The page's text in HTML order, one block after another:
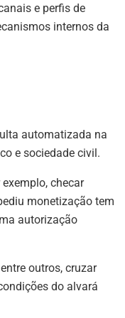
e perfis de
internos da
automatizada na
e sociedade civil.
checar
monetização tem
autorização
outros, cruzar
do alvará